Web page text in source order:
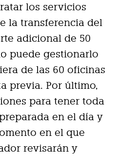
los servicios
la transferencia del
adicional de 50
puede gestionarlo
de las 60 oficinas
previa. Por último,
para tener toda
en el día y
en el que
revisarán y